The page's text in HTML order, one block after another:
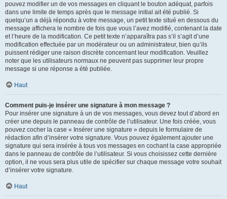
pouvez modifier un de vos messages en cliquant le bouton adéquat, parfois
dans une limite de temps après que le message initial ait été publié. Si
quelqu’un a déjà répondu à votre message, un petit texte situé en dessous du
message affichera le nombre de fois que vous l’avez modifié, contenant la date
et l’heure de la modification. Ce petit texte n’apparaîtra pas s’il s’agit d’une
modification effectuée par un modérateur ou un administrateur, bien qu’ils
puissent rédiger une raison discrète concernant leur modification. Veuillez
noter que les utilisateurs normaux ne peuvent pas supprimer leur propre
message si une réponse a été publiée.
Haut
Comment puis-je insérer une signature à mon message ?
Pour insérer une signature à un de vos messages, vous devez tout d’abord en
créer une depuis le panneau de contrôle de l’utilisateur. Une fois créée, vous
pouvez cocher la case « Insérer une signature » depuis le formulaire de
rédaction afin d’insérer votre signature. Vous pouvez également ajouter une
signature qui sera insérée à tous vos messages en cochant la case appropriée
dans le panneau de contrôle de l’utilisateur. Si vous choisissez cette dernière
option, il ne vous sera plus utile de spécifier sur chaque message votre souhait
d’insérer votre signature.
Haut